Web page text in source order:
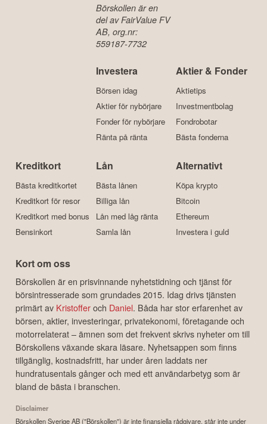
Börskollen är en
del av FairValue FV
AB, org.nr:
559187-7732
Investera
Börsen idag
Aktier för nybörjare
Fonder för nybörjare
Ränta på ränta
Aktier & Fonder
Aktietips
Investmentbolag
Fondrobotar
Bästa fonderna
Kreditkort
Bästa kreditkortet
Kreditkort för resor
Kreditkort med bonus
Bensinkort
Lån
Bästa lånen
Billiga lån
Lån med låg ränta
Samla lån
Alternativt
Köpa krypto
Bitcoin
Ethereum
Investera i guld
Kort om oss
Börskollen är en prisvinnande nyhetstidning och tjänst för
börsintresserade som grundades 2015. Idag drivs tjänsten
primärt av Kristofferoch Daniel. Båda har stor erfarenhet av
börsen, aktier, investeringar, privatekonomi, företagande och
motorrelaterat – ämnen som det frekvent skrivs nyheter om till
Börskollens växande skara läsare. Nyhetsappen som finns
tillgänglig, kostnadsfritt, har under åren laddats ner
hundratusentals gånger och med ett användarbetyg som är
bland de bästa i branschen.
Disclaimer
Börskollen Sverige AB ("Börskollen") är inte finansiella rådgivare, står inte under